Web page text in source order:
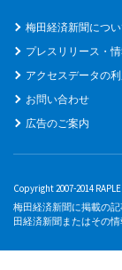
梅田経済新聞につ
プレスリリース・
アクセスデータの
お問い合わせ
広告のご案内
Copyright 2007-2014
梅田経済新聞に掲載の
田経済新聞またはその情